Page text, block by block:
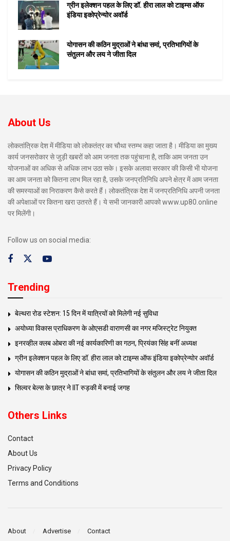
ग्रीन इलेक्शन पहल के लिए डॉ. हीरा लाल को टाइम्स ऑफ
इंडिया इकोप्रेन्योर अवॉर्ड
योगासन की कठिन मुद्राओं ने बांधा समां, प्रतिभागियों के
संतुलन और लय ने जीता दिल
About Us
लोकतांत्रिक देश में मीडिया को लोकतंत्र का चौथा स्तम्भ कहा जाता है। मीडिया का मुख्य
कार्य जनसरोकार से जुड़ी खबरों को आम जनता तक पहुंचाना है, ताकि आम जनता उन
योजनाओं का अधिक से अधिक लाभ उठा सके। इसके अलावा सरकार की किसी भी योजना
का आम जनता को कितना लाभ मिल रहा है, उसके जनप्रतिनिधि अपने क्षेत्र में आम जनता
की समस्याओं का निराकरण कैसे करते हैं। लोकतंत्रिक देश में जनप्रतिनिधि अपनी जनता
की अपेक्षाओं पर कितना खरा उतरते हैं। ये सभी जानकारी आपको www.up80.online
पर मिलेंगी।
Follow us on social media:
Trending
बेल्थरा रोड स्टेशन: 15 दिन में यात्रियों को मिलेगी नई सुविधा
अयोध्या विकास प्राधिकरण के ओएसडी वाराणसी का नगर मजिस्ट्रेट नियुक्त
इनरव्हील क्लब ओबरा की नई कार्यकारिणी का गठन, प्रियंका सिंह बनीं अध्यक्ष
ग्रीन इलेक्शन पहल के लिए डॉ. हीरा लाल को टाइम्स ऑफ इंडिया इकोप्रेन्योर अवॉर्ड
योगासन की कठिन मुद्राओं ने बांधा समां, प्रतिभागियों के संतुलन और लय ने जीता दिल
सिल्वर बेल्स के छात्र ने IIT रुड़की में बनाई जगह
Others Links
Contact
About Us
Privacy Policy
Terms and Conditions
About Advertise Contact